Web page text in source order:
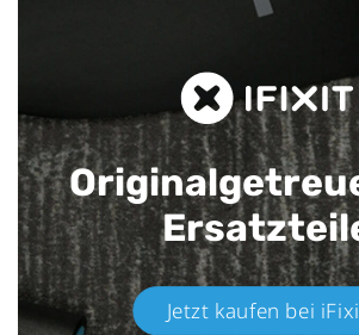
Jetzt kaufen bei